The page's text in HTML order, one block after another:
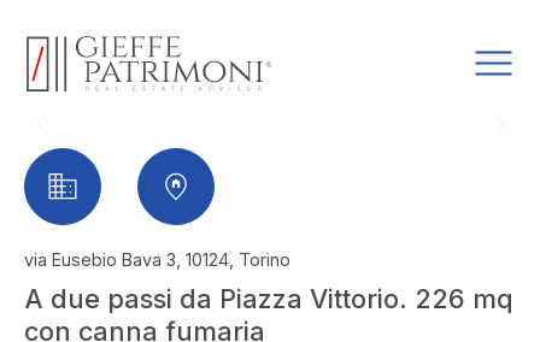
via Eusebio Bava 3, 10124, Torino
A due passi da Piazza Vittorio. 226 mq
con canna fumaria